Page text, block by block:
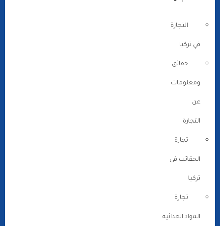
التجارة
في تركيا
حقائق
ومعلومات
عن
التجارة
تجارة
الحقائب فى
تركيا
تجارة
المواد الغذائية